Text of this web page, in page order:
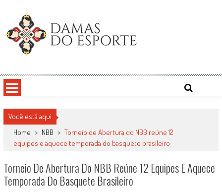
content
Damas do Esporte
Você está aqui
Home > NBB > Torneio de Abertura do NBB reúne 12
equipes e aquece temporada do basquete brasileiro
Torneio De Abertura Do NBB Reúne 12 Equipes E Aquece
Temporada Do Basquete Brasileiro